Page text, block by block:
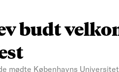
budt
mødte Københavns